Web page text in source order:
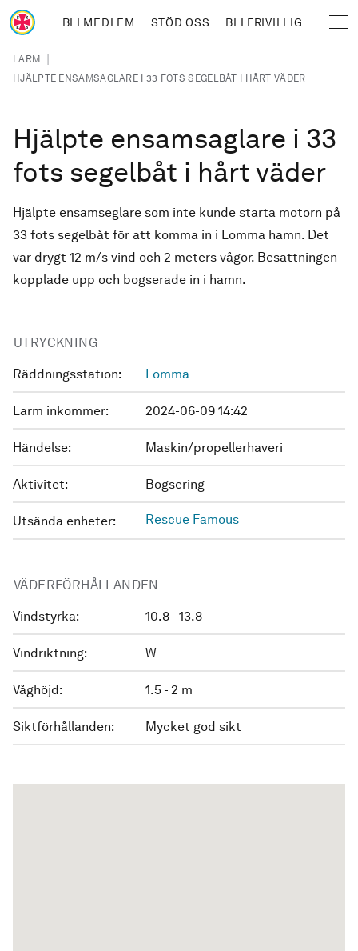
Hoppa till huvudinnehåll
BLI MEDLEM STÖD OSS BLI FRIVILLIG
Länkstig
LARM |
HJÄLPTE ENSAMSAGLARE I 33 FOTS SEGELBÅT I HÅRT VÄDER
Hjälpte ensamsaglare i 33
fots segelbåt i hårt väder
Hjälpte ensamseglare som inte kunde starta motorn på
33 fots segelbåt för att komma in i Lomma hamn. Det
var drygt 12 m/s vind och 2 meters vågor. Besättningen
kopplade upp och bogserade in i hamn.
UTRYCKNING
Räddningsstation: Lomma
Larm inkommer: 2024-06-09 14:42
Händelse: Maskin/propellerhaveri
Aktivitet: Bogsering
Utsända enheter: Rescue Famous
VÄDERFÖRHÅLLANDEN
Vindstyrka: 10.8 - 13.8
Vindriktning: W
Våghöjd: 1.5 - 2 m
Siktförhållanden: Mycket god sikt